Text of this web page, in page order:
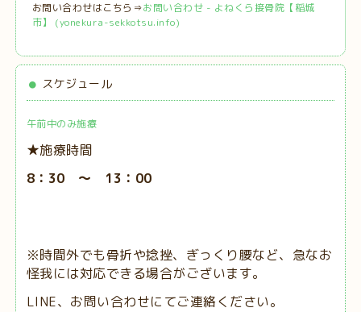
お問い合わせはこちら⇒お問い合わせ - よねくら接骨院【稲城
市】 (yonekura-sekkotsu.info)
スケジュール
午前中のみ施療
★施療時間
8：30 ～ 13：00
※時間外でも骨折や捻挫、ぎっくり腰など、急なお
怪我には対応できる場合がございます。
LINE、お問い合わせにてご連絡ください。